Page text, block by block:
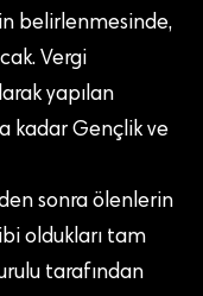
belirlenmesinde,
Vergi
yapılan
kadar Gençlik ve
sonra ölenlerin
oldukları tam
tarafından